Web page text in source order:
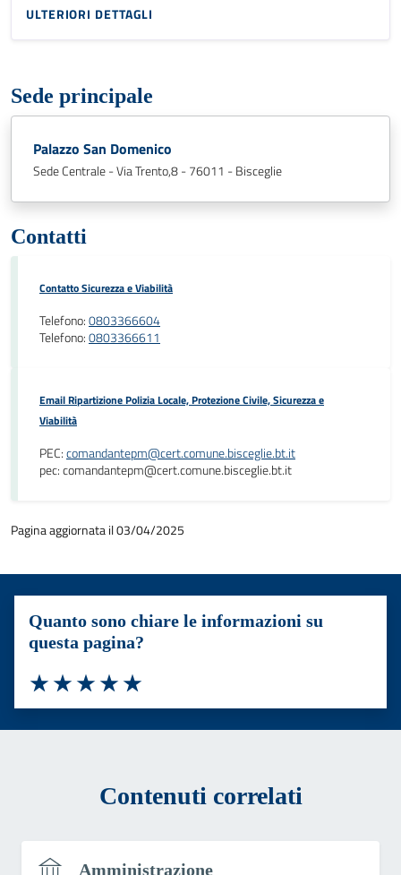
ULTERIORI DETTAGLI
Sede principale
Palazzo San Domenico
Sede Centrale - Via Trento,8 - 76011 - Bisceglie
Contatti
Contatto Sicurezza e Viabilità
Telefono:0803366604
Telefono:0803366611
Email Ripartizione Polizia Locale, Protezione Civile, Sicurezza e
Viabilità
PEC:comandantepm@cert.comune.bisceglie.bt.it
pec: comandantepm@cert.comune.bisceglie.bt.it
Pagina aggiornata il 03/04/2025
Quanto sono chiare le informazioni su
questa pagina?
Valuta 5 stelle su 5
Valuta 4 stelle su 5
Valuta 3 stelle su 5
Valuta 2 stelle su 5
Valuta 1 stelle su 5
Contenuti correlati
Amministrazione